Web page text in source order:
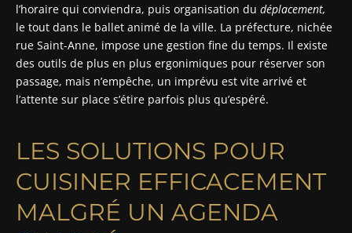
l’horaire qui conviendra, puis organisation du déplacement,
le tout dans le ballet animé de la ville. La préfecture, nichée
rue Saint-Anne, impose une gestion fine du temps. Il existe
des outils de plus en plus ergonimiques pour réserver son
passage, mais n’empêche, un imprévu est vite arrivé et
l’attente sur place s’étire parfois plus qu’espéré.
LES SOLUTIONS POUR
CUISINER EFFICACEMENT
MALGRÉ UN AGENDA